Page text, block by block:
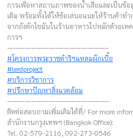
การเพื่อหาสถานภาพของน้ำเสียและเป็นข้
เดิม พร้อมทั้งได้ให้ข้อเสนอแนะให้ร้านค้าท
จากถังดักไขมันในร้านอาหารไปหมักด้วยเท
การฯ
————————–————————–
#โครงการพระราชดำริฯแหลมผักเบี้ย
#lerdproject
#บริการวิชาการ
#ปรึกษาปัญหาสิ่งแวดล้อม
————————–————————–
ติดต่อสอบถามเพิ่มเติมได้ที่/ For more
สำนักงานกรุงเทพฯ (Bangkok Office):
Tel. 02-579-2116, 092-273-0546